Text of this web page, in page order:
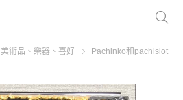
美術品、樂器、喜好
Pachinko和pachislot